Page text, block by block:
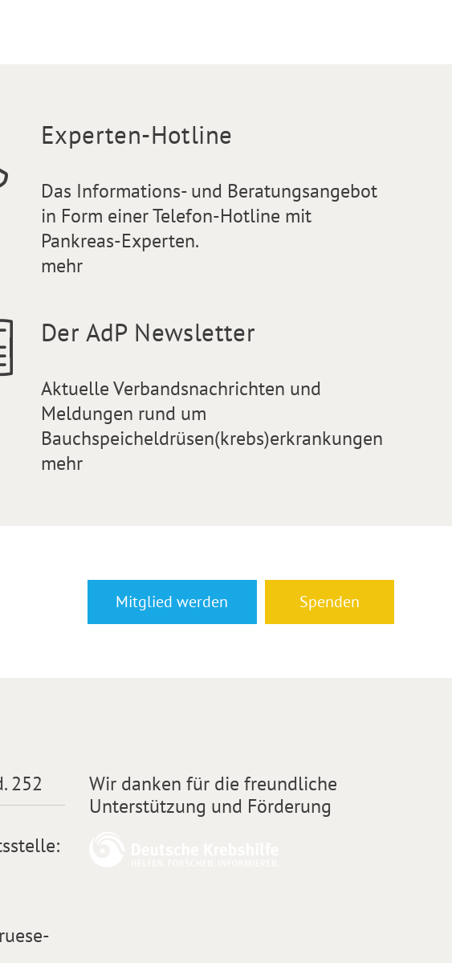
Experten-Hotline
Das Informations- und Beratungsangebot
in Form einer Telefon-Hotline mit
Pankreas-Experten.
mehr
Der AdP Newsletter
Aktuelle Verbandsnachrichten und
Meldungen rund um
Bauchspeicheldrüsen(krebs)erkrankungen
mehr
Mitglied werden Spenden
252
Wir danken für die freundliche
Unterstützung und Förderung